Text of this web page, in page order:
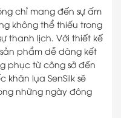
chỉ mang đến sự ấm
không thể thiếu trong
thanh lịch. Với thiết kế
phẩm dễ dàng kết
phục từ công sở đến
lụa SenSilk sẽ
những ngày đông